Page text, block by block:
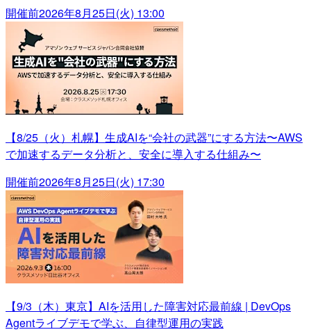
開催前2026年8月25日(火) 13:00
【8/25（火）札幌】生成AIを“会社の武器”にする方法〜AWS
で加速するデータ分析と、安全に導入する仕組み〜
開催前2026年8月25日(火) 17:30
【9/3（木）東京】AIを活用した障害対応最前線 | DevOps
Agentライブデモで学ぶ、自律型運用の実践